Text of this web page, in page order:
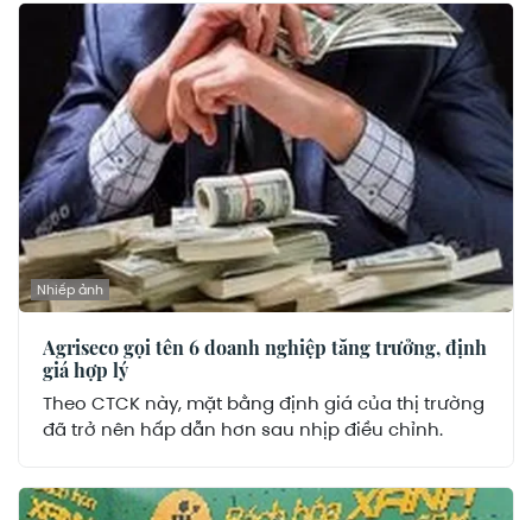
Nhiếp ảnh
Agriseco gọi tên 6 doanh nghiệp tăng trưởng, định
giá hợp lý
Theo CTCK này, mặt bằng định giá của thị trường
đã trở nên hấp dẫn hơn sau nhịp điều chỉnh.